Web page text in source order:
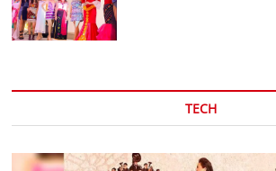
TECH